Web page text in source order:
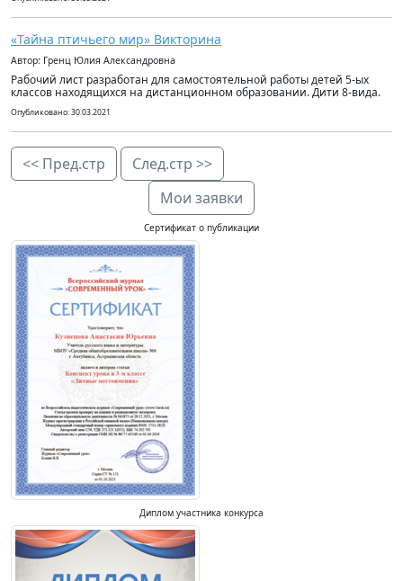
«Тайна птичьего мир» Викторина
Автор: Гренц Юлия Александровна
Рабочий лист разработан для самостоятельной работы детей 5-ых
классов находящихся на дистанционном образовании. Дити 8-вида.
Опубликовано: 30.03.2021
<< Пред.стр
След.стр >>
Мои заявки
Сертификат о публикации
Диплом участника конкурса